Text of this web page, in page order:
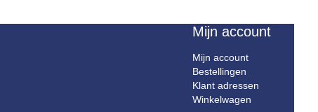
Mijn account
Mijn account
Bestellingen
Klant adressen
Winkelwagen